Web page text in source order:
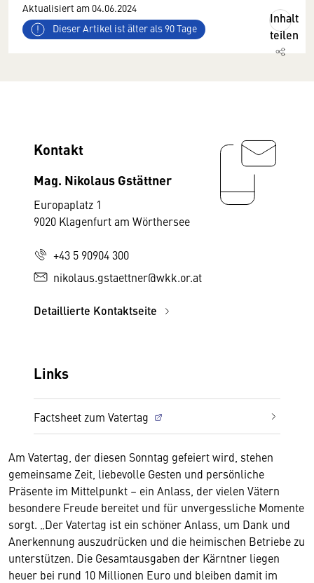
Aktualisiert am 04.06.2024
Dieser Artikel ist älter als 90 Tage
Inhalt
teilen
Kontakt
Mag. Nikolaus Gstättner
Europaplatz 1
9020 Klagenfurt am Wörthersee
+43 5 90904 300
nikolaus.gstaettner@wkk.or.at
Detaillierte Kontaktseite
Links
Factsheet zum Vatertag
Am Vatertag, der diesen Sonntag gefeiert wird, stehen
gemeinsame Zeit, liebevolle Gesten und persönliche
Präsente im Mittelpunkt – ein Anlass, der vielen Vätern
besondere Freude bereitet und für unvergessliche Momente
sorgt. „Der Vatertag ist ein schöner Anlass, um Dank und
Anerkennung auszudrücken und die heimischen Betriebe zu
unterstützen. Die Gesamtausgaben der Kärntner liegen
heuer bei rund 10 Millionen Euro und bleiben damit im